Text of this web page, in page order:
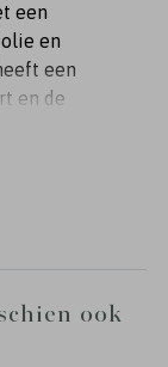
een
en
een
en de
ook